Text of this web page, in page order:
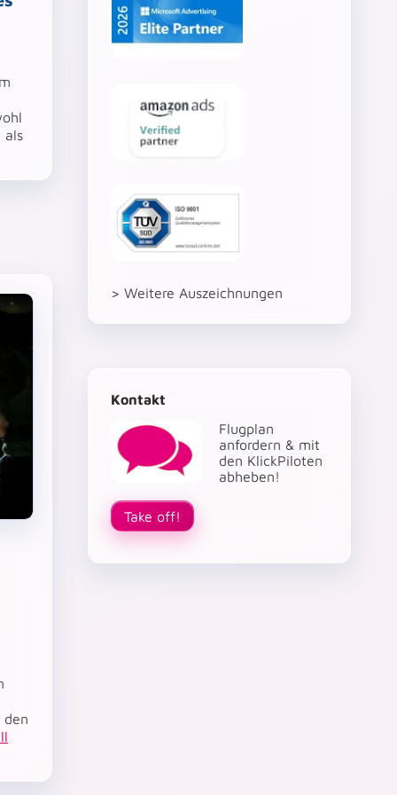
als
den
> Weitere Auszeichnungen
Kontakt
Flugplan
anfordern & mit
den KlickPiloten
abheben!
Take off!